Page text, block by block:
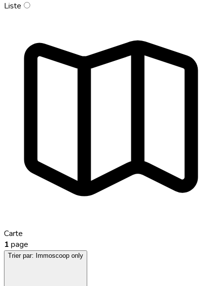
Liste
Carte
1 page
Trier par: Immoscoop only